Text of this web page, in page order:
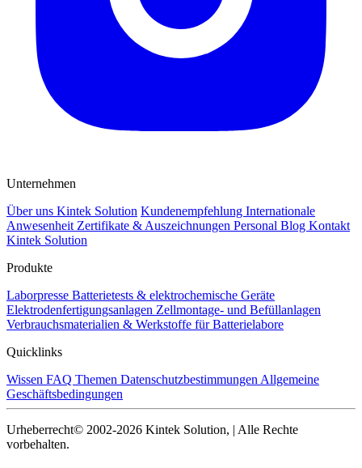
Unternehmen
Über uns Kintek Solution Kundenempfehlung Internationale
Anwesenheit Zertifikate & Auszeichnungen Personal Blog Kontakt
Kintek Solution
Produkte
Laborpresse Batterietests & elektrochemische Geräte
Elektrodenfertigungsanlagen Zellmontage- und Befüllanlagen
Verbrauchsmaterialien & Werkstoffe für Batterielabore
Quicklinks
Wissen FAQ Themen Datenschutzbestimmungen Allgemeine
Geschäftsbedingungen
Urheberrecht© 2002-2026 Kintek Solution, | Alle Rechte
vorbehalten.